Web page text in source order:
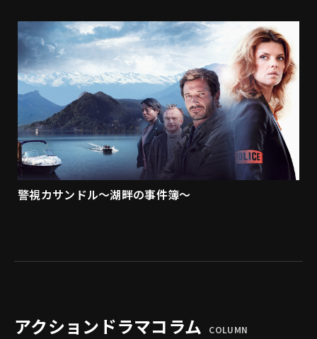
警視カサンドル～湖畔の事件簿～
アクションドラマコラム COLUMN